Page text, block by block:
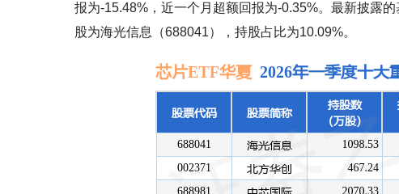
报为-15.48%，近一个月超额回报为-0.35%。最新披露
股为海光信息（688041），持股占比为10.09%。